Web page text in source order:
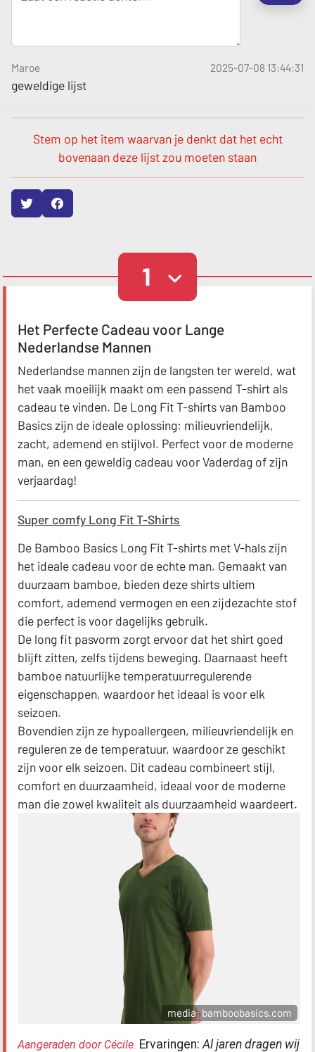
Maroe 2025-07-08 13:44:31
geweldige lijst
Stem op het item waarvan je denkt dat het echt
bovenaan deze lijst zou moeten staan
1
Het Perfecte Cadeau voor Lange
Nederlandse Mannen
Nederlandse mannen zijn de langsten ter wereld, wat
het vaak moeilijk maakt om een passend T-shirt als
cadeau te vinden. De Long Fit T-shirts van Bamboo
Basics zijn de ideale oplossing: milieuvriendelijk,
zacht, ademend en stijlvol. Perfect voor de moderne
man, en een geweldig cadeau voor Vaderdag of zijn
verjaardag!
Super comfy Long Fit T-Shirts
De Bamboo Basics Long Fit T-shirts met V-hals zijn
het ideale cadeau voor de echte man. Gemaakt van
duurzaam bamboe, bieden deze shirts ultiem
comfort, ademend vermogen en een zijdezachte stof
die perfect is voor dagelijks gebruik.
De long fit pasvorm zorgt ervoor dat het shirt goed
blijft zitten, zelfs tijdens beweging. Daarnaast heeft
bamboe natuurlijke temperatuurregulerende
eigenschappen, waardoor het ideaal is voor elk
seizoen.
Bovendien zijn ze hypoallergeen, milieuvriendelijk en
reguleren ze de temperatuur, waardoor ze geschikt
zijn voor elk seizoen. Dit cadeau combineert stijl,
comfort en duurzaamheid, ideaal voor de moderne
man die zowel kwaliteit als duurzaamheid waardeert.
media: bamboobasics.com
Aangeraden door Cécile. Ervaringen:Al jaren dragen wij